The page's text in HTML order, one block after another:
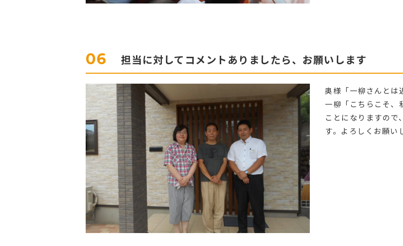
06 担当に対してコメントありましたら、お願いします
奥様「一柳さんとは
一柳「こちらこそ、
ことになりますので
す。よろしくお願い